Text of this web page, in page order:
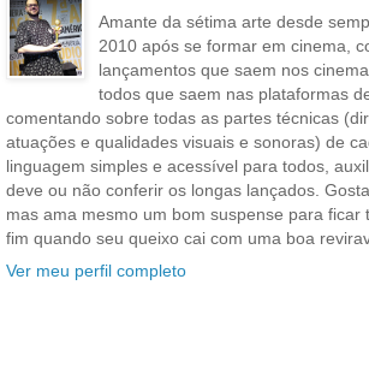
Amante da sétima arte desde
2010 após se formar em cinema,
lançamentos que saem nos
todos que saem nas plataformas
comentando sobre todas as partes técnicas
atuações e qualidades visuais e sonoras) de
linguagem simples e acessível para todos,
deve ou não conferir os longas lançados.
mas ama mesmo um bom suspense para ficar
fim quando seu queixo cai com uma boa
Ver meu perfil completo